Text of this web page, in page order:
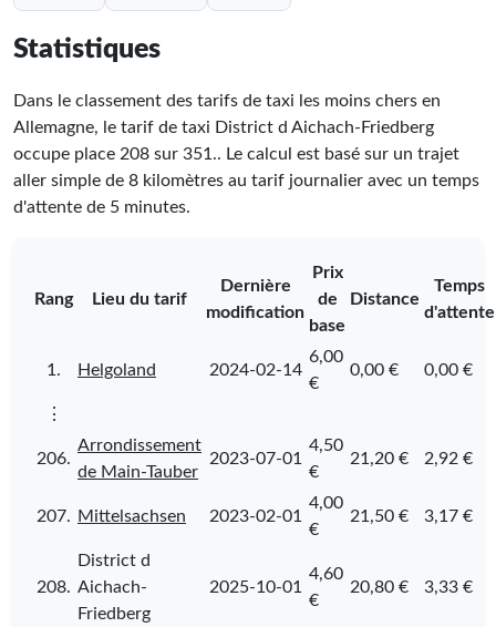
Statistiques
Dans le classement des tarifs de taxi les moins chers en
Allemagne, le tarif de taxi District d Aichach-Friedberg
occupe place 208 sur 351.. Le calcul est basé sur un trajet
aller simple de 8 kilomètres au tarif journalier avec un temps
d'attente de 5 minutes.
Rang Lieu du tarif
Dernière
modification
Prix
de
base
Distance
Temps
d'attente
1. Helgoland 2024-02-14
6,00
€
0,00 € 0,00 €
⋮
206.
Arrondissement
de Main-Tauber
2023-07-01
4,50
€
21,20 € 2,92 €
207. Mittelsachsen 2023-02-01
4,00
€
21,50 € 3,17 €
208.
District d
Aichach-
Friedberg
2025-10-01
4,60
€
20,80 € 3,33 €